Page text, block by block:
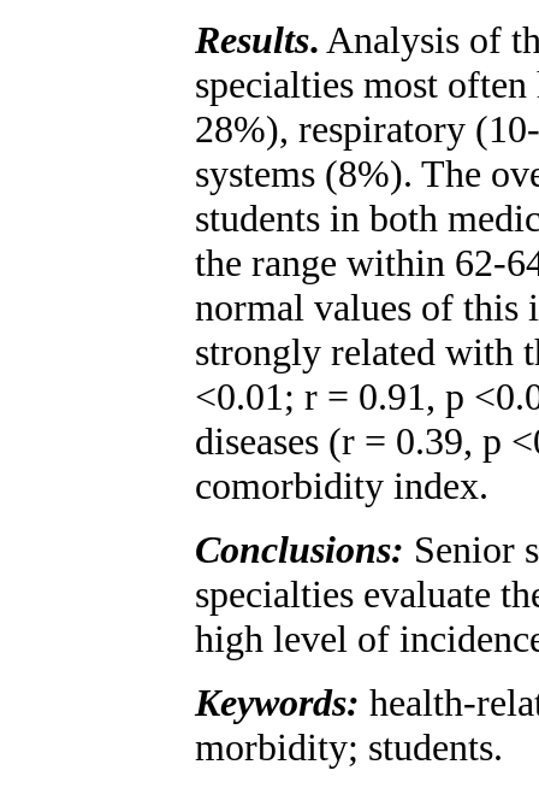
Results. Analysis of
specialties most
28%), respiratory
systems (8%). The
students in both
the range within 62-
normal values of this
strongly related with
<0.01; r = 0.91, p
diseases (r = 0.39, p
comorbidity index.
Conclusions: Senior
specialties evaluate
high level of
Keywords: health-
morbidity; students.